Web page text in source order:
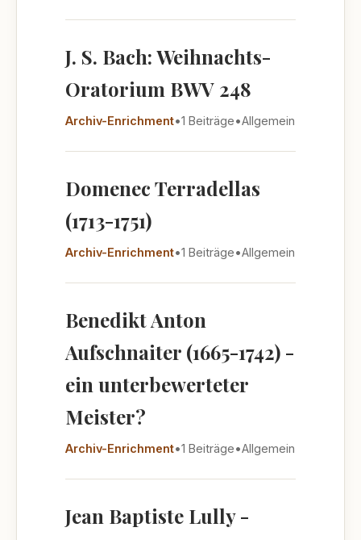
J. S. Bach: Weihnachts-
Oratorium BWV 248
Archiv-Enrichment•1 Beiträge•Allgemein
Domenec Terradellas
(1713-1751)
Archiv-Enrichment•1 Beiträge•Allgemein
Benedikt Anton
Aufschnaiter (1665-1742) -
ein unterbewerteter
Meister?
Archiv-Enrichment•1 Beiträge•Allgemein
Jean Baptiste Lully -